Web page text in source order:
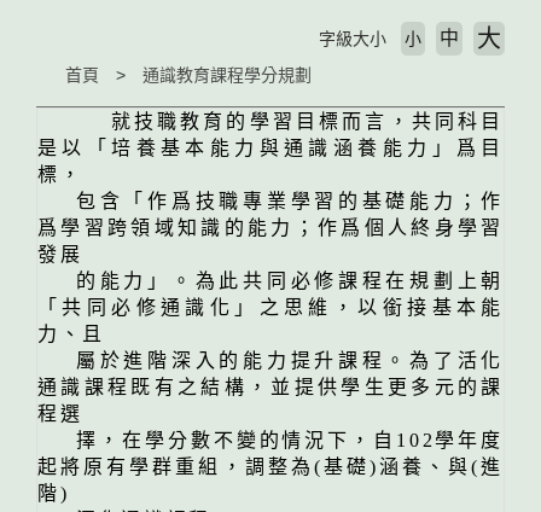
首頁 通識教育課程學分規劃
字級大小 小 中 大
就技職教育的學習目標而言，共同科目
是以「培養基本能力與通識涵養能力」爲目
標，
包含「作爲技職專業學習的基礎能力；作
爲學習跨領域知識的能力；作爲個人終身學習
發展
的能力」。為此共同必修課程在規劃上朝
「共同必修通識化」之思維，以銜接基本能
力、且
屬於進階深入的能力提升課程。為了活化
通識課程既有之結構，並提供學生更多元的課
程選
擇，在學分數不變的情況下，自102學年度
起將原有學群重組，調整為(基礎)涵養、與(進
階)